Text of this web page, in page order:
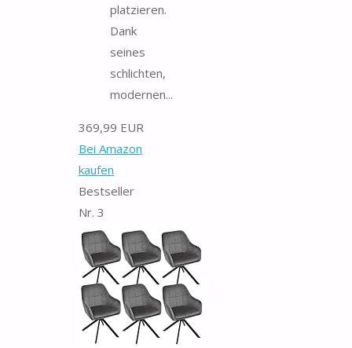
platzieren.
Dank
seines
schlichten,
modernen...
369,99 EUR
Bei Amazon
kaufen
Bestseller
Nr. 3